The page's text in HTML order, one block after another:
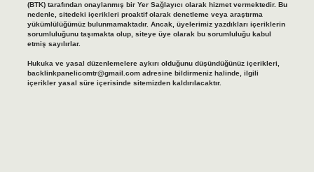
(BTK) tarafından onaylanmış bir Yer Sağlayıcı olarak hizmet vermektedir. Bu
nedenle, sitedeki içerikleri proaktif olarak denetleme veya araştırma
yükümlülüğümüz bulunmamaktadır. Ancak, üyelerimiz yazdıkları içeriklerin
sorumluluğunu taşımakta olup, siteye üye olarak bu sorumluluğu kabul
etmiş sayılırlar.
Hukuka ve yasal düzenlemelere aykırı olduğunu düşündüğünüz içerikleri,
backlinkpanelicomtr@gmail.comadresine bildirmeniz halinde, ilgili
içerikler yasal süre içerisinde sitemizden kaldırılacaktır.